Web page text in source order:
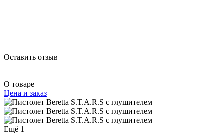
Оставить отзыв
О товаре
Цена и заказ
Ещё 1